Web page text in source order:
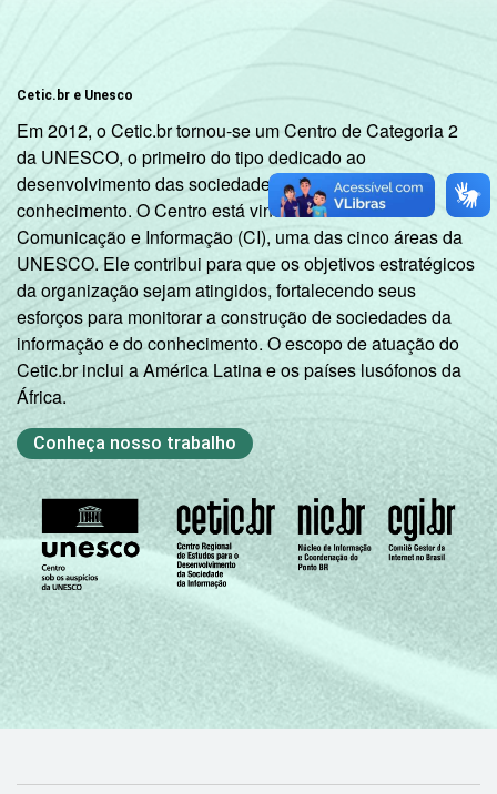
Cetic.br e Unesco
Em 2012, o Cetic.br tornou-se um Centro de Categoria 2
da UNESCO, o primeiro do tipo dedicado ao
desenvolvimento das sociedades da informação e do
conhecimento. O Centro está vinculado ao Setor de
Comunicação e Informação (CI), uma das cinco áreas da
UNESCO. Ele contribui para que os objetivos estratégicos
da organização sejam atingidos, fortalecendo seus
esforços para monitorar a construção de sociedades da
informação e do conhecimento. O escopo de atuação do
Cetic.br inclui a América Latina e os países lusófonos da
África.
Conheça nosso trabalho